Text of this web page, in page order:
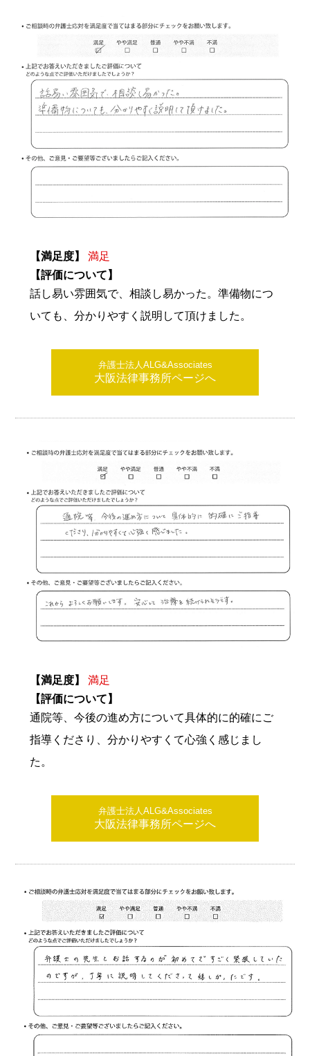
【満足度】
満足
【評価について】
話し易い雰囲気で、相談し易かった。準備物につ
いても、分かりやすく説明して頂けました。
弁護士法人ALG&Associates
大阪法律事務所ページへ
【満足度】
満足
【評価について】
通院等、今後の進め方について具体的に的確にご
指導くださり、分かりやすくて心強く感じまし
た。
弁護士法人ALG&Associates
大阪法律事務所ページへ